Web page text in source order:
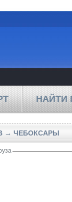
НАЙТИ
→ ЧЕБОКСАРЫ